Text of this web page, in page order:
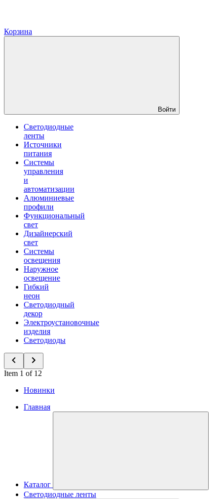
Корзина
Войти
Светодиодные
ленты
Источники
питания
Системы
управления
и
автоматизации
Алюминиевые
профили
Функциональный
свет
Дизайнерский
свет
Системы
освещения
Наружное
освещение
Гибкий
неон
Светодиодный
декор
Электроустановочные
изделия
Светодиоды
Item 1 of 12
Новинки
Главная
Каталог
Светодиодные ленты